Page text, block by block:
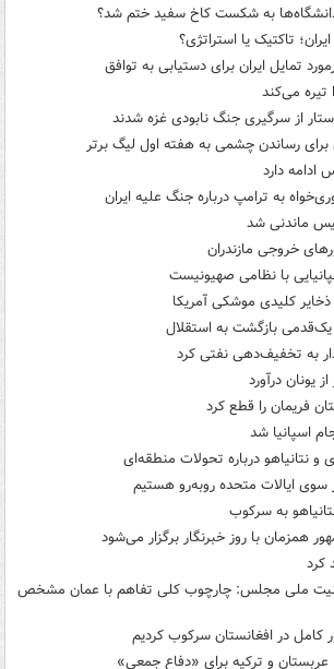
به شکست کاخ سفید ختم شد؟
تاکتیک یا استراتژی؟
تمایل ایران برای دستیابی به توافق
تیره می‌کند
از سرگیری جنگ نابودی غزه شدند
رساندن چشمی به هفته اول لیگ برتر
ادامه دارد
به ترامپ درباره جنگ علیه ایران
ماندنی شد
خروجی مازندران
با نظامی صهیونیست
کلیدی موشکی آمریکا
یک‌قدمی بازگشت به استقلال
به تخفیف‌دهی نفتی کرد
یونان درآورد
فریمان را قطع کرد
اسپانیا شد
نتانیاهو درباره تحولات منطقه‌ای
سوی ایالات متحده روبه‌رو هستیم
به سرکوب
با روز خبرنگار برگزار می‌شود
کرد
ملی مجلس: چارچوب کلی تفاهم با عمان مشخص
کامل در افغانستان سرکوب کردیم
و ترکیه برای «دفاع جمعی»